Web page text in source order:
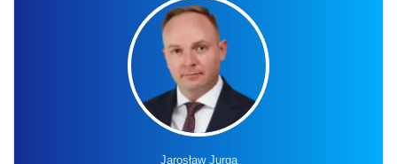
Jarosław Jurga